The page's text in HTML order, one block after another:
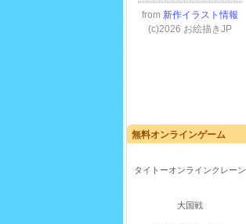
無料オンラインゲーム
タイトーオンラインクレーン
大国戦